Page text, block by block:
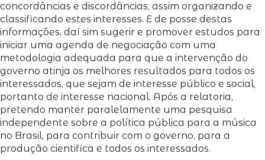
concordâncias e discordâncias, assim organizando e
classificando estes interesses. E de posse destas
informações, daí sim sugerir e promover estudos para
iniciar uma agenda de negociação com uma
metodologia adequada para que a intervenção do
governo atinja os melhores resultados para todos os
interessados, que sejam de interesse público e social,
portanto de interesse nacional. Após a relatoria,
pretendo manter paralelamente uma pesquisa
independente sobre a política pública para a música
no Brasil, para contribuir com o governo, para a
produção cientifica e todos os interessados.